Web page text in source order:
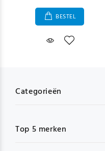
BESTEL
Categorieën
Top 5 merken